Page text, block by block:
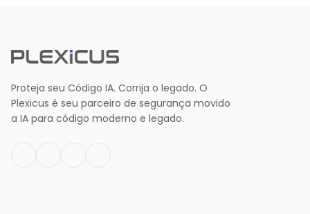
Proteja seu Código IA. Corrija o legado. O
Plexicus é seu parceiro de segurança movido
a IA para código moderno e legado.